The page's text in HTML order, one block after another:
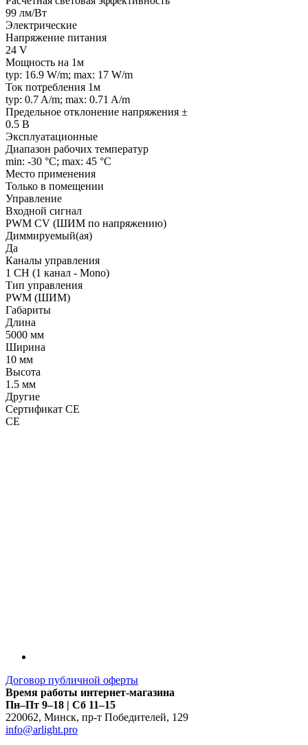
99 лм/Вт
Электрические
Напряжение питания
24 V
Мощность на 1м
typ: 16.9 W/m; max: 17 W/m
Ток потребления 1м
typ: 0.7 A/m; max: 0.71 A/m
Предельное отклонение напряжения ±
0.5 В
Эксплуатационные
Диапазон рабочих температур
min: -30 °C; max: 45 °C
Место применения
Только в помещении
Управление
Входной сигнал
PWM СV (ШИМ по напряжению)
Диммируемый(ая)
Да
Каналы управления
1 CH (1 канал - Mono)
Тип управления
PWM (ШИМ)
Габариты
Длина
5000 мм
Ширина
10 мм
Высота
1.5 мм
Другие
Сертификат CE
CE
Договор публичной оферты
Время работы интернет-магазина
Пн–Пт 9–18 | Сб 11–15
220062, Минск, пр-т Победителей, 129
info@arlight.pro